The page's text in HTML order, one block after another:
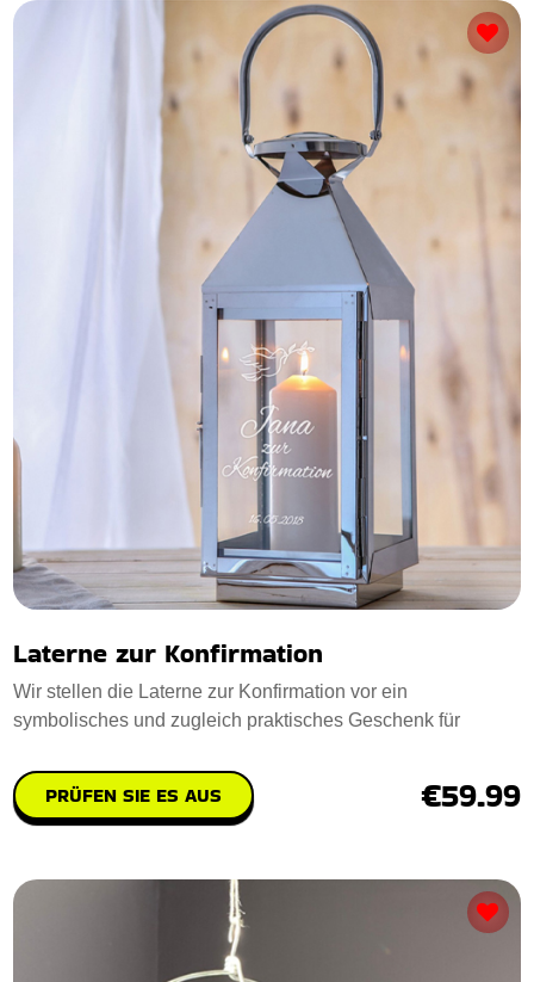
Laterne zur Konfirmation
Wir stellen die Laterne zur Konfirmation vor ein
symbolisches und zugleich praktisches Geschenk für
PRÜFEN SIE ES AUS €59.99